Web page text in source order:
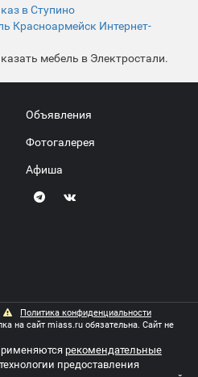
в Ступино
Красноармейск Интернет-
мебель в Электростали.
Объявления
Фотогалерея
Афиша
Политика конфиденциальности
на сайт miass.ru обязательна. Сайт не
рекомендательные
предоставления